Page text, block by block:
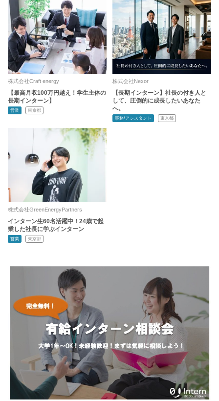
株式会社Craft energy
【最高月収100万円越え！学生主体の
長期インターン】
営業 東京都
株式会社Nexor
【長期インターン】社長の付き人と
して、圧倒的に成長したいあなた
へ。
事務/アシスタント 東京都
株式会社GreenEnergyPartners
インターン生60名活躍中！24歳で起
業した社長に学ぶインターン
営業 東京都